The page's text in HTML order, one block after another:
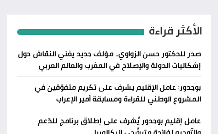
الأكثر قراءة
صدر للدكتور حسن الزواوي.. مؤلف جديد يغني النقاش حول
إشكاليات الدولة والإصلاح في المغرب والعالم العربي
بوجدور: عامل الإقليم يشرف على تكريم متفوّقين في
المشروع الوطني للقراءة ومسابقة أمير الإعراب
عامل إقليم بوجدور يُشرف على إطلاق برنامج للدّعم